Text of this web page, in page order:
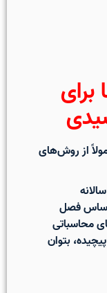
از روش‌های
فصل
محاسباتی
بتوان